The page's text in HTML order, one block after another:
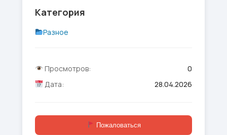
Категория
Разное
Просмотров:
0
Дата:
28.04.2026
Пожаловаться